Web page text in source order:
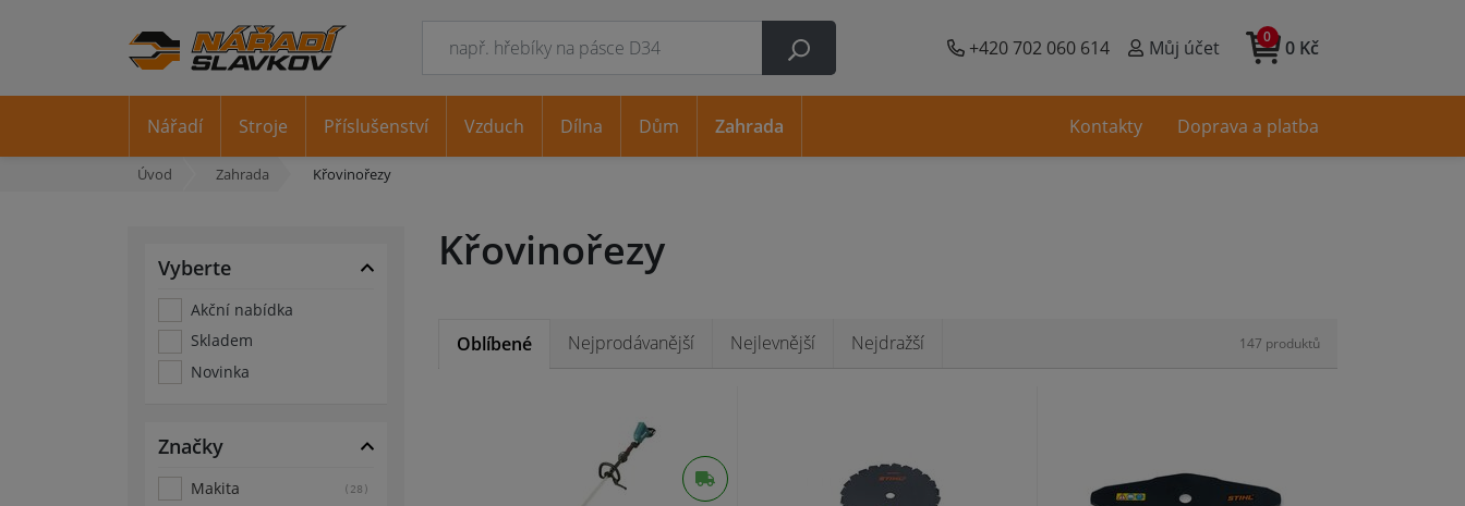
+420 702 060 614 Můj účet 0 Kč
0
Úvod Zahrada Křovinořezy
Vyberte
Akční nabídka
Skladem
Novinka
Značky
Makita (28)
Křovinořezy
Oblíbené Nejprodávanější Nejlevnější Nejdražší
Nářadí Stroje Příslušenství Vzduch Dílna Dům Zahrada Kontakty Doprava a platba